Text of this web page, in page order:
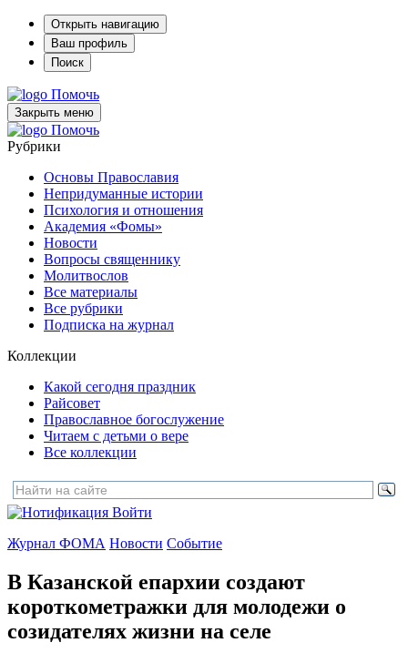
Открыть навигацию
Ваш профиль
Поиск
Помочь
Закрыть меню
Помочь
Рубрики
Основы Православия
Непридуманные истории
Психология и отношения
Академия «Фомы»
Новости
Вопросы священнику
Молитвослов
Все материалы
Все рубрики
Подписка на журнал
Коллекции
Какой сегодня праздник
Райсовет
Православное богослужение
Читаем с детьми о вере
Все коллекции
Войти
Журнал ФОМА Новости Событие
В Казанской епархии создают
короткометражки для молодежи о
созидателях жизни на селе